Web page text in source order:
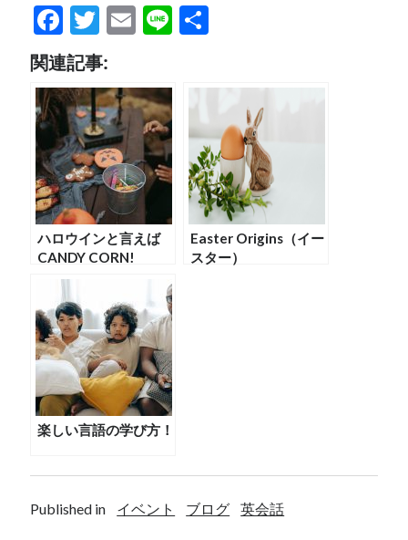
F
ac
e
b
o
o
k
T
w
itt
er
E
l
Li
関連記事:
ハロウインと言えば
CANDY CORN!
Easter Origins（イー
スター）
楽しい言語の学び方！
Published in イベント ブログ 英会話